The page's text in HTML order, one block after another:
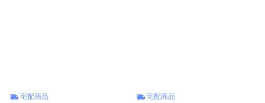
宅配商品 宅配商品